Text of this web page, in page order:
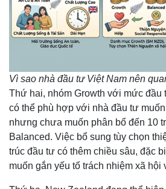
Vì sao nhà đầu tư Việt Nam nên
Thứ hai, nhóm Growth với mức đầu
có thể phù hợp với nhà đầu tư
nhưng chưa muốn phân bổ đến 10
Balanced. Việc bổ sung tùy chọn
trúc đầu tư có thêm chiều sâu, đặc
muốn gắn yếu tố trách nhiệm xã hội